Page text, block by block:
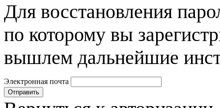
Для восстановления
по которому вы
вышлем дальнейшие
Электронная почта